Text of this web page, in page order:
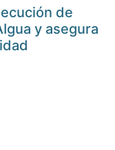
de
y asegura